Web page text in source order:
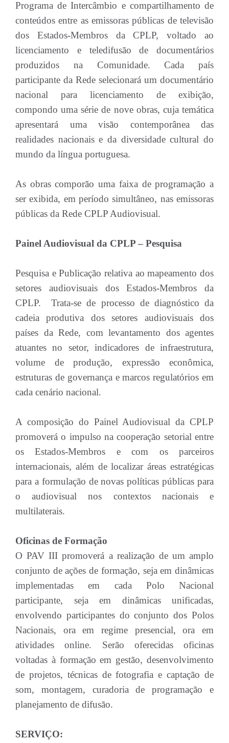
Programa de Intercâmbio e compartilhamento de
conteúdos entre as emissoras públicas de televisão
dos Estados-Membros da CPLP, voltado ao
licenciamento e teledifusão de documentários
produzidos na Comunidade. Cada país
participante da Rede selecionará um documentário
nacional para licenciamento de exibição,
compondo uma série de nove obras, cuja temática
apresentará uma visão contemporânea das
realidades nacionais e da diversidade cultural do
mundo da língua portuguesa.
As obras comporão uma faixa de programação a
ser exibida, em período simultâneo, nas emissoras
públicas da Rede CPLP Audiovisual.
Painel Audiovisual da CPLP – Pesquisa
Pesquisa e Publicação relativa ao mapeamento dos
setores audiovisuais dos Estados-Membros da
CPLP. Trata-se de processo de diagnóstico da
cadeia produtiva dos setores audiovisuais dos
países da Rede, com levantamento dos agentes
atuantes no setor, indicadores de infraestrutura,
volume de produção, expressão econômica,
estruturas de governança e marcos regulatórios em
cada cenário nacional.
A composição do Painel Audiovisual da CPLP
promoverá o impulso na cooperação setorial entre
os Estados-Membros e com os parceiros
internacionais, além de localizar áreas estratégicas
para a formulação de novas políticas públicas para
o audiovisual nos contextos nacionais e
multilaterais.
Oficinas de Formação
O PAV III promoverá a realização de um amplo
conjunto de ações de formação, seja em dinâmicas
implementadas em cada Polo Nacional
participante, seja em dinâmicas unificadas,
envolvendo participantes do conjunto dos Polos
Nacionais, ora em regime presencial, ora em
atividades online. Serão oferecidas oficinas
voltadas à formação em gestão, desenvolvimento
de projetos, técnicas de fotografia e captação de
som, montagem, curadoria de programação e
planejamento de difusão.
SERVIÇO: